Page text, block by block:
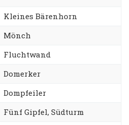
Kleines Bärenhorn
Mönch
Fluchtwand
Domerker
Dompfeiler
Fünf Gipfel, Südturm